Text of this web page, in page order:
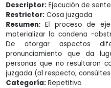
Descriptor: Ejecución de
Restrictor: Cosa juzgada
Resumen: El proceso de
materializar la condena -
De otorgar aspectos
pronunciamiento que da
personas que no resultaron
juzgada (al respecto,
Categoría: Repetitivo